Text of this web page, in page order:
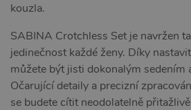
kouzla.
SABINA Crotchless Set je navržen
jedinečnost každé ženy. Díky
můžete být jisti dokonalým sedením
Očarující detaily a precizní
se budete cítit neodolatelně